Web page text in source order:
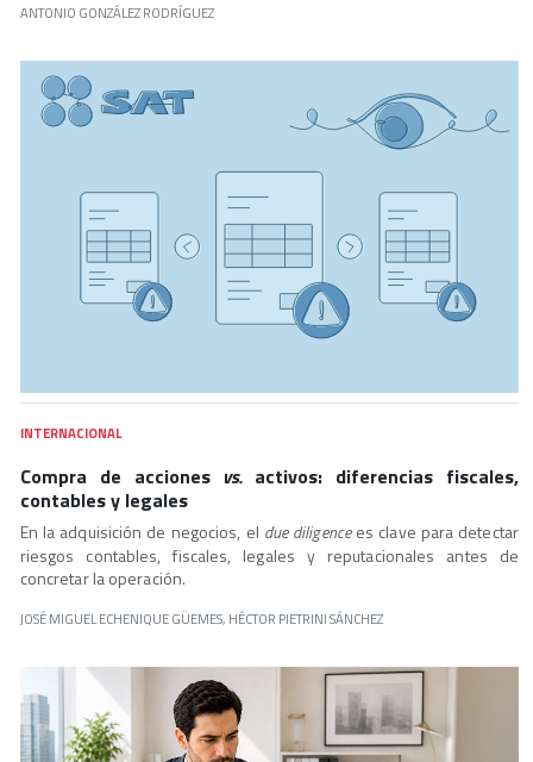
ANTONIO GONZÁLEZ RODRÍGUEZ
INTERNACIONAL
Compra de acciones vs.activos: diferencias fiscales,
contables y legales
En la adquisición de negocios, el due diligencees clave para detectar
riesgos contables, fiscales, legales y reputacionales antes de
concretar la operación.
JOSÉ MIGUEL ECHENIQUE GÜEMES, HÉCTOR PIETRINI SÁNCHEZ